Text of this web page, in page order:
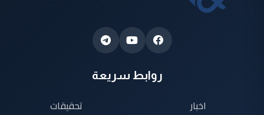
روابط سريعة
اخبار
تحقيقات